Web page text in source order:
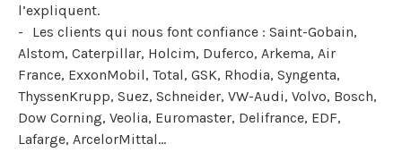
l’expliquent.
Les clients qui nous font confiance : Saint-Gobain,
Alstom, Caterpillar, Holcim, Duferco, Arkema, Air
France, ExxonMobil, Total, GSK, Rhodia, Syngenta,
ThyssenKrupp, Suez, Schneider, VW-Audi, Volvo, Bosch,
Dow Corning, Veolia, Euromaster, Delifrance, EDF,
Lafarge, ArcelorMittal...